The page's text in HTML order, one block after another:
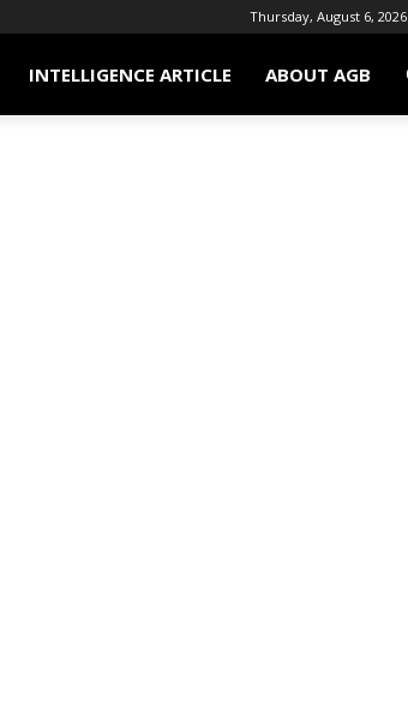
Thursday, August 6, 2026
INTELLIGENCE ARTICLE ABOUT AGB